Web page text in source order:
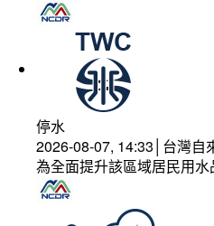
停水
2026-08-07, 14:33│台灣自
為全面提升該區域居民用